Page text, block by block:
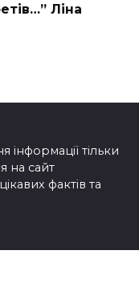
Ліна
тільки
на сайт
фактів та